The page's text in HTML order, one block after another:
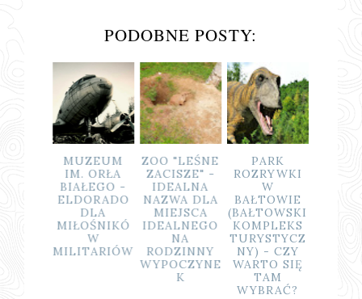
PODOBNE POSTY:
MUZEUM
IM. ORŁA
BIAŁEGO -
ELDORADO
DLA
MIŁOŚNIKÓ
W
MILITARIÓW
ZOO "LEŚNE
ZACISZE" -
IDEALNA
NAZWA DLA
MIEJSCA
IDEALNEGO
NA
RODZINNY
WYPOCZYNE
K
PARK
ROZRYWKI
W
BAŁTOWIE
(BAŁTOWSKI
KOMPLEKS
TURYSTYCZ
NY) - CZY
WARTO SIĘ
TAM
WYBRAĆ?